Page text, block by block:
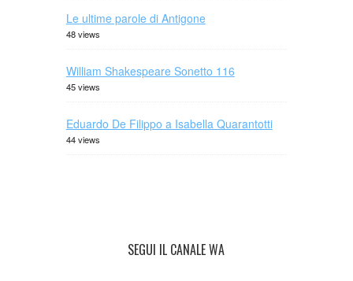
Le ultime parole di Antigone
48 views
William Shakespeare Sonetto 116
45 views
Eduardo De Filippo a Isabella Quarantotti
44 views
SEGUI IL CANALE WA